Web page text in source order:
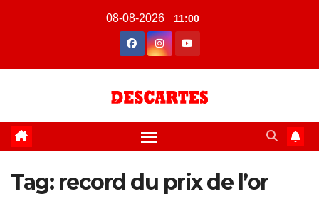
08-08-2026 11:00
Tag: record du prix de l’or